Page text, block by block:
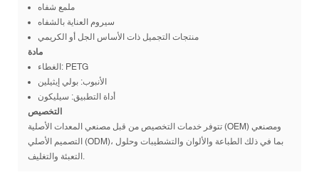
ملمع شفاه
سيروم العناية بالشفاه
منتجات التجميل ذات الأساس الجل أو الكريمي
مادة
الغطاء: PETG
الأنبوب: بولي إيثيلين
أداة التطبيق: سيليكون
التخصيص
تتوفر خدمات التخصيص من قبل مصنعي المعدات الأصلية (OEM) ومصنعي
التصميم الأصلي (ODM)، بما في ذلك الطباعة والألوان والتشطيبات وحلول
التعبئة والتغليف.